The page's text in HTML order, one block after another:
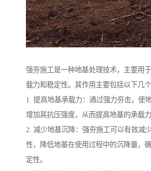
强夯施工是一种地基处理技术，主要用
载力和稳定性。其作用主要包括以下几个
1. 提高地基承载力：通过强力夯击，使
增加其抗压强度，从而提高地基的承载力
2. 减少地基沉降：强夯施工可以有效减
性，降低地基在使用过程中的沉降量，
定性。